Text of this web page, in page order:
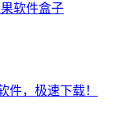
软件盒子
件，极速下载！